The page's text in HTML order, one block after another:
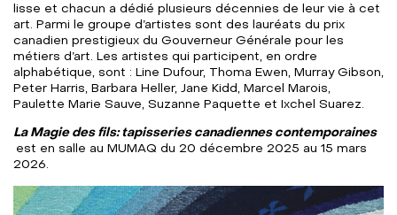
lisse et chacun a dédié plusieurs décennies de leur vie à cet
art. Parmi le groupe d’artistes sont des lauréats du prix
canadien prestigieux du Gouverneur Générale pour les
métiers d’art. Les artistes qui participent, en ordre
alphabétique, sont : Line Dufour, Thoma Ewen, Murray Gibson,
Peter Harris, Barbara Heller, Jane Kidd, Marcel Marois,
Paulette Marie Sauve, Suzanne Paquette et Ixchel Suarez.
La Magie des fils: tapisseries canadiennes contemporaines
est en salle au MUMAQ du 20 décembre 2025 au 15 mars
2026.